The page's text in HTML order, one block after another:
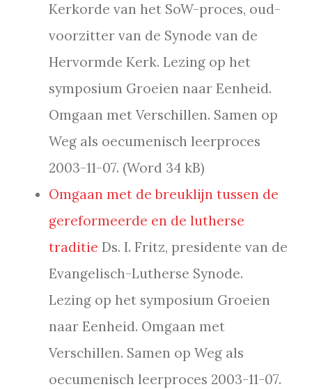
Kerkorde van het SoW-proces, oud-
voorzitter van de Synode van de
Hervormde Kerk. Lezing op het
symposium Groeien naar Eenheid.
Omgaan met Verschillen. Samen op
Weg als oecumenisch leerproces
2003-11-07. (Word 34 kB)
Omgaan met de breuklijn tussen de
gereformeerde en de lutherse
traditie Ds. I. Fritz, presidente van de
Evangelisch-Lutherse Synode.
Lezing op het symposium Groeien
naar Eenheid. Omgaan met
Verschillen. Samen op Weg als
oecumenisch leerproces 2003-11-07.